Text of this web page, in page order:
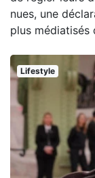
nues, une
plus médiatisés
Lifestyle